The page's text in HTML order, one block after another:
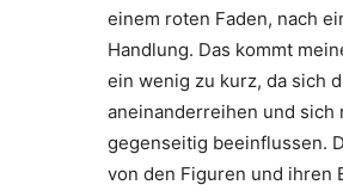
einem roten Faden, nach
Handlung. Das kommt
ein wenig zu kurz, da sich
aneinanderreihen und sich
gegenseitig beeinflussen.
von den Figuren und ihren